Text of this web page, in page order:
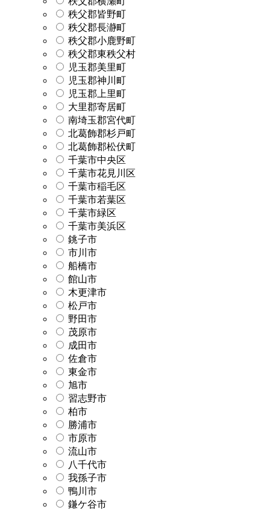
秩父郡皆野町
秩父郡長瀞町
秩父郡小鹿野町
秩父郡東秩父村
児玉郡美里町
児玉郡神川町
児玉郡上里町
大里郡寄居町
南埼玉郡宮代町
北葛飾郡杉戸町
北葛飾郡松伏町
千葉市中央区
千葉市花見川区
千葉市稲毛区
千葉市若葉区
千葉市緑区
千葉市美浜区
銚子市
市川市
船橋市
館山市
木更津市
松戸市
野田市
茂原市
成田市
佐倉市
東金市
旭市
習志野市
柏市
勝浦市
市原市
流山市
八千代市
我孫子市
鴨川市
鎌ケ谷市